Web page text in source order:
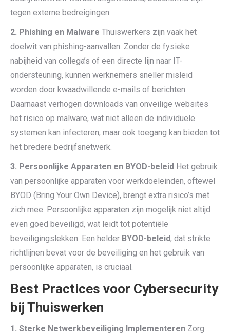
tegen externe bedreigingen.
2. Phishing en Malware Thuiswerkers zijn vaak het
doelwit van phishing-aanvallen. Zonder de fysieke
nabijheid van collega’s of een directe lijn naar IT-
ondersteuning, kunnen werknemers sneller misleid
worden door kwaadwillende e-mails of berichten.
Daarnaast verhogen downloads van onveilige websites
het risico op malware, wat niet alleen de individuele
systemen kan infecteren, maar ook toegang kan bieden tot
het bredere bedrijfsnetwerk.
3. Persoonlijke Apparaten en BYOD-beleid Het gebruik
van persoonlijke apparaten voor werkdoeleinden, oftewel
BYOD (Bring Your Own Device), brengt extra risico’s met
zich mee. Persoonlijke apparaten zijn mogelijk niet altijd
even goed beveiligd, wat leidt tot potentiële
beveiligingslekken. Een helder BYOD-beleid, dat strikte
richtlijnen bevat voor de beveiliging en het gebruik van
persoonlijke apparaten, is cruciaal.
Best Practices voor Cybersecurity
bij Thuiswerken
1. Sterke Netwerkbeveiliging Implementeren Zorg